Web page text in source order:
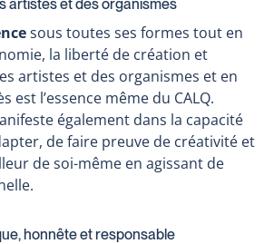
artistes et des organismes
sous toutes ses formes tout en
la liberté de création et
artistes et des organismes et en
est l’essence même du CALQ.
également dans la capacité
de faire preuve de créativité et
de soi-même en agissant de
honnête et responsable